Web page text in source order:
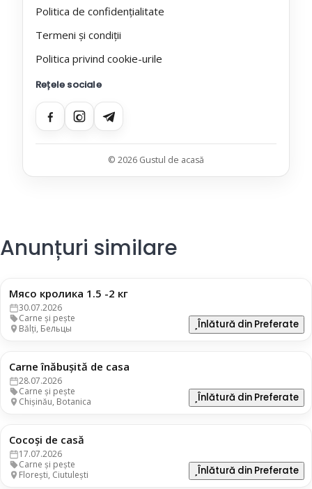
Politica de confidențialitate
Termeni și condiții
Politica privind cookie-urile
Rețele sociale
© 2026 Gustul de acasă
Anunțuri similare
Мясо кролика 1.5 -2 кг
30.07.2026
Carne și pește
Bălți, Бельцы
Înlătură din Preferate
Carne înăbușită de casa
28.07.2026
Carne și pește
Chișinău, Botanica
Înlătură din Preferate
Cocoși de casă
17.07.2026
Carne și pește
Florești, Ciutulești
Înlătură din Preferate